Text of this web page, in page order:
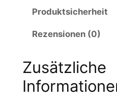
d
Produktsicherheit
Rezensionen (0)
Zusätzliche